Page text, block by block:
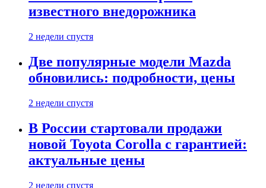
известного внедорожника
2 недели спустя
Две популярные модели Mazda
обновились: подробности, цены
2 недели спустя
В России стартовали продажи
новой Toyota Corolla с гарантией:
актуальные цены
2 недели спустя